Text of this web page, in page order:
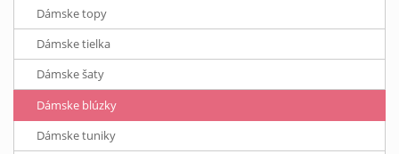
Dámske topy
Dámske tielka
Dámske šaty
Dámske blúzky
Dámske tuniky